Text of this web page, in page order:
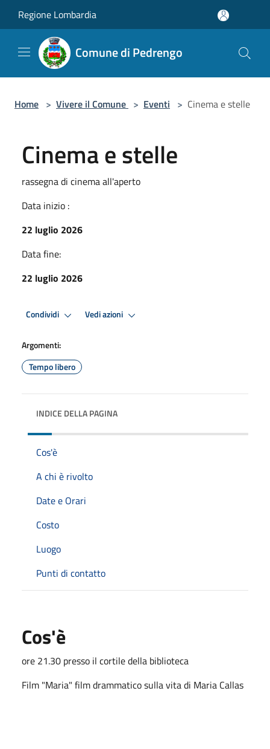
Regione Lombardia
Comune di Pedrengo
Home > Vivere il Comune > Eventi > Cinema e stelle
Cinema e stelle
rassegna di cinema all'aperto
Data inizio :
22 luglio 2026
Data fine:
22 luglio 2026
Condividi Vedi azioni
Argomenti:
Tempo libero
INDICE DELLA PAGINA
Cos'è
A chi è rivolto
Date e Orari
Costo
Luogo
Punti di contatto
Cos'è
ore 21.30 presso il cortile della biblioteca
Film "Maria" film drammatico sulla vita di Maria Callas